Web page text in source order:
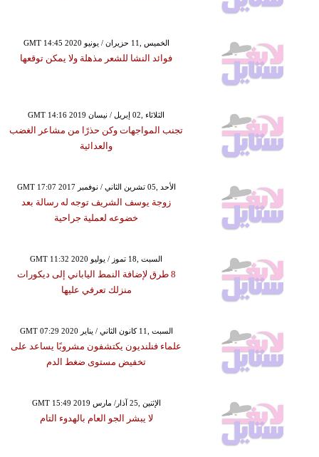
GMT 14:45 2020 الخميس ,11 حزيران / يونيو
فوائد النشا للشعر مذهلة ولا يمكن توقعها
GMT 14:16 2019 الثلاثاء ,02 إبريل / نيسان
تجنب المواجهات وكن حذرًا من مشاعر الغضب
والعدائية
GMT 17:07 2017 الأحد ,05 تشرين الثاني / نوفمبر
زوجة يوسف الشريف توجه له رسالة بعد
خضوعه لعملية جراحية
GMT 11:32 2020 السبت ,18 تموز / يوليو
8 طرق لإضافة النمط الياباني إلى ديكورات
منزلك تعرفي عليها
GMT 07:29 2020 السبت ,11 كانون الثاني / يناير
علماء فنلنديون يكتشفون مشروبًا يساعد على
تخفيض مستوى ضغط الدم
GMT 15:49 2019 الإثنين ,25 آذار/ مارس
لا يبشر الجو العام بالهدوء التام